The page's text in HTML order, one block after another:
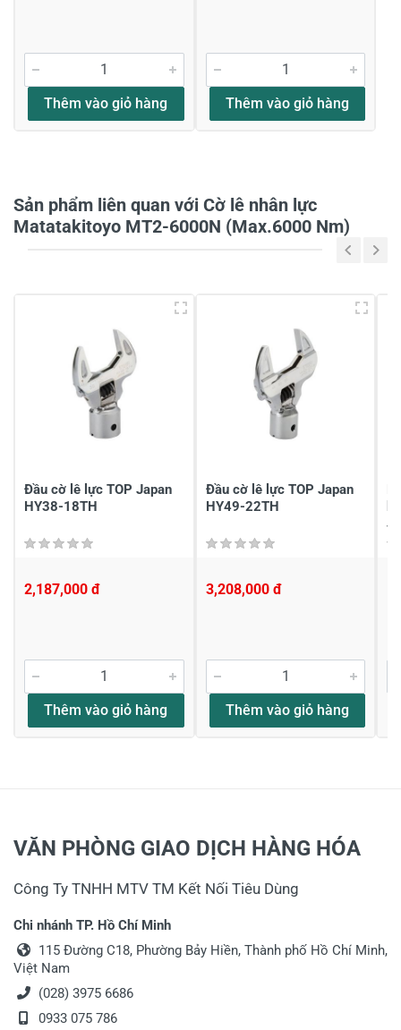
Đánh giá sao
Tiêu đề của nhận xét*
Viết nhận xét của bạn vào bên dưới
Gửi nhận xét
Thêm vào giỏ hàng Thêm vào giỏ hàng
Sản phẩm liên quan với Cờ lê nhân lực
Matatakitoyo MT2-6000N (Max.6000 Nm)
Đầu cờ lê lực TOP Japan
HY38-18TH
2,187,000 đ
Thêm vào giỏ hàng
Đầu cờ lê lực TOP Japan
HY49-22TH
3,208,000 đ
Thêm vào giỏ hàng
VĂN PHÒNG GIAO DỊCH HÀNG HÓA
Công Ty TNHH MTV TM Kết Nối Tiêu Dùng
Chi nhánh TP. Hồ Chí Minh
115 Đường C18, Phường Bảy Hiền, Thành phố Hồ Chí Minh,
Việt Nam
(028) 3975 6686
0933 075 786